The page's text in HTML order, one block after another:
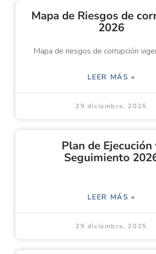
Mapa de Riesgos de
2026
Mapa de riesgos de corrupción
LEER MÁS »
29 diciembre, 2025
Plan de Ejecución
Seguimiento
LEER MÁS »
29 diciembre, 2025